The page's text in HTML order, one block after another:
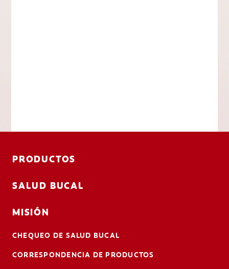
PRODUCTOS
SALUD BUCAL
MISIÓN
CHEQUEO DE SALUD BUCAL
CORRESPONDENCIA DE PRODUCTOS